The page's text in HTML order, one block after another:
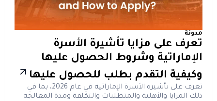
مدونة
تعرف على مزايا تأشيرة الأسرة
الإماراتية وشروط الحصول عليها
وكيفية التقدم بطلب للحصول عليها
تعرف على تأشيرة الأسرة الإماراتية في عام 2026، بما في
ذلك المزايا والأهلية والمتطلبات والتكلفة ومدة المعالجة